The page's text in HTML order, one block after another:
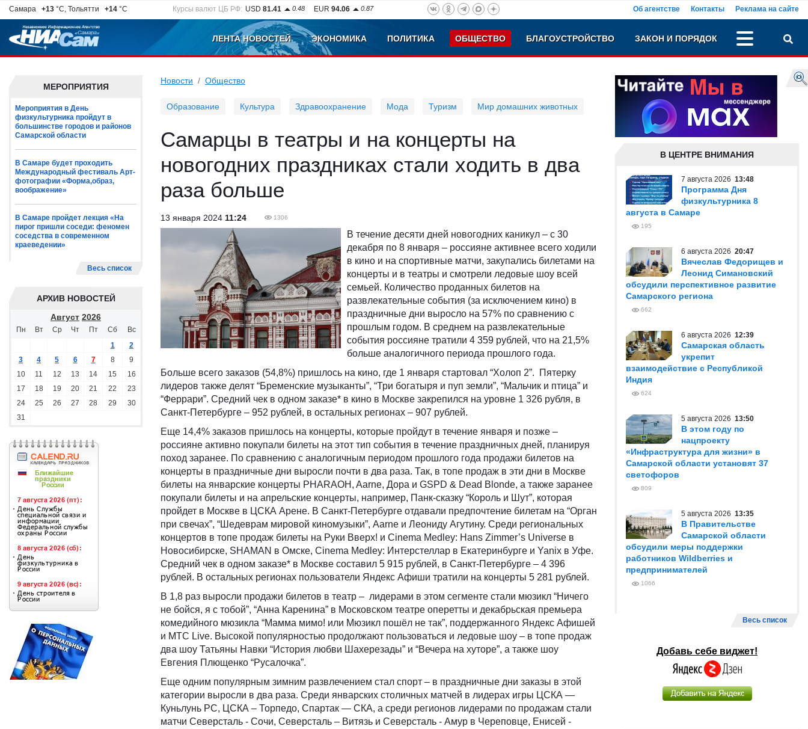
Самара +13 °C, Тольятти +14 °C Курсы валют ЦБ РФ: USD 81.41 0.48 EUR 94.06 0.87 Об агентстве Контакты Реклама на сайте
ЛЕНТА НОВОСТЕЙ ЭКОНОМИКА ПОЛИТИКА ОБЩЕСТВО БЛАГОУСТРОЙСТВО ЗАКОН И ПОРЯДОК
МЕРОПРИЯТИЯ
Мероприятия в День
физкультурника пройдут в
большинстве городов и районов
Самарской области
В Самаре будет проходить
Международный фестиваль Арт-
фотографии «Форма,образ,
воображение»
В Самаре пройдет лекция «На
пирог пришли соседи: феномен
соседства в современном
краеведении»
Весь список
АРХИВ НОВОСТЕЙ
Август 2026
Пн Вт Ср Чт Пт Сб
Вс
1
2
3
4 5 6 7 8
9
10
11 12 13 14 15
16
17
18 19 20 21 22
23
24
25 26 27 28 29
30
31
Новости Общество
Образование Культура Здравоохранение Мода Туризм Мир домашних животных
Самарцы в театры и на концерты на
новогодних праздниках стали ходить в два
раза больше
13 января 2024 11:24 1306
В течение десяти дней новогодних каникул – с 30
декабря по 8 января – россияне активнее всего ходили
в кино и на спортивные матчи, закупались билетами на
концерты и в театры и смотрели ледовые шоу всей
семьей. Количество проданных билетов на
развлекательные события (за исключением кино) в
праздничные дни выросло на 57% по сравнению с
прошлым годом. В среднем на развлекательные
события россияне тратили 4 359 рублей, что на 21,5%
больше аналогичного периода прошлого года.
Больше всего заказов (54,8%) пришлось на кино, где 1 января стартовал “Холоп 2”. Пятерку
лидеров также делят “Бременские музыканты”, “Три богатыря и пуп земли”, “Мальчик и птица” и
“Феррари”. Средний чек в одном заказе* в кино в Москве закрепился на уровне 1 326 рубля, в
Санкт-Петербурге – 952 рублей, в остальных регионах – 907 рублей.
Еще 14,4% заказов пришлось на концерты, которые пройдут в течение января и позже –
россияне активно покупали билеты на этот тип события в течение праздничных дней, планируя
поход заранее. По сравнению с аналогичным периодом прошлого года продажи билетов на
концерты в праздничные дни выросли почти в два раза. Так, в топе продаж в эти дни в Москве
билеты на январские концерты PHARAOH, Aarne, Дора и GSPD & Dead Blonde, а также заранее
покупали билеты и на апрельские концерты, например, Панк-сказку “Король и Шут”, которая
пройдет в Москве в ЦСКА Арене. В Санкт-Петербурге отдавали предпочтение билетам на “Орган
при свечах”, “Шедеврам мировой киномузыки”, Aarne и Леониду Агутину. Среди региональных
концертов в топе продаж билеты на Руки Вверх! и Cinema Medley: Hans Zimmer’s Universe в
Новосибирске, SHAMAN в Омске, Cinema Medley: Интерстеллар в Екатеринбурге и Yanix в Уфе.
Средний чек в одном заказе* в Москве составил 5 915 рублей, в Санкт-Петербурге – 4 396
рублей. В остальных регионах пользователи Яндекс Афиши тратили на концерты 5 281 рублей.
В 1,8 раз выросли продажи билетов в театр – лидерами в этом сегменте стали мюзикл “Ничего
не бойся, я с тобой”, “Анна Каренина” в Московском театре оперетты и декабрьская премьера
комедийного мюзикла “Мамма мимо! или Мюзикл пошёл не так”, поддержанного Яндекс Афишей
и МТС Live. Высокой популярностью продолжают пользоваться и ледовые шоу – в топе продаж
два шоу Татьяны Навки “История любви Шахерезады” и “Вечера на хуторе”, а также шоу
Евгения Плющенко “Русалочка”.
Еще одним популярным зимним развлечением стал спорт – в праздничные дни заказы в этой
категории выросли в два раза. Среди январских столичных матчей в лидерах игры ЦСКА —
Куньлунь РС, ЦСКА – Торпедо, Спартак — СКА, а среди регионов лидерами по продажам стали
матчи Северсталь - Сочи, Северсталь – Витязь и Северсталь - Амур в Череповце, Енисей -
В ЦЕНТРЕ ВНИМАНИЯ
7 августа 2026 13:48
Программа Дня
физкультурника 8
августа в Самаре
195
6 августа 2026 20:47
Вячеслав Федорищев и
Леонид Симановский
обсудили перспективное развитие
Самарского региона
662
6 августа 2026 12:39
Самарская область
укрепит
взаимодействие с Республикой
Индия
624
5 августа 2026 13:50
В этом году по
нацпроекту
«Инфраструктура для жизни» в
Самарской области установят 37
светофоров
809
5 августа 2026 13:35
В Правительстве
Самарской области
обсудили меры поддержки
работников Wildberries и
предпринимателей
1066
Весь список
Добавь себе виджет!